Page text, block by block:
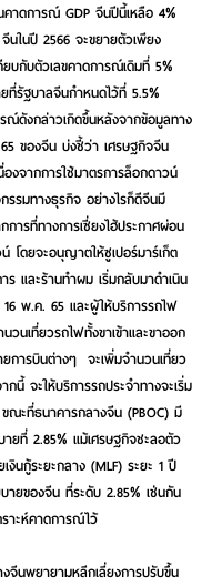
าดการณ์ GDP จีนปีนี้เหลือ 4%
นในปี 2566 จะขยายตัวเพียง
บกับตัวเลขคาดการณ์เดิมที่ 5%
ที่รัฐบาลจีนกำหนดไว้ที่ 5.5%
ดังกล่าวเกิดขึ้นหลังจากข้อมูลทาง
ของจีน บ่งชี้ว่า เศรษฐกิจจีน
งจากการใช้มาตรการล็อกดาวน์
รรมทางธุรกิจ อย่างไรก็ดีจีนมี
ารที่ทางการเซี่ยงไฮ้ประกาศผ่อน
โดยจะอนุญาตให้ซูเปอร์มาร์เก็ต
และร้านทำผม เริ่มกลับมาดำเนิน
พ.ค. 65 และผู้ให้บริการรถไฟ
นเที่ยวรถไฟทั้งขาเข้าและขาออก
การบินต่างๆ  จะเพิ่มจำนวนเที่ยว
นี้ จะให้บริการรถประจำทางจะเริ่ม
ะที่ธนาคารกลางจีน (PBOC) มี
ายที่ 2.85% แม้เศรษฐกิจชะลอตัว
งินกู้ระยะกลาง (MLF) ระยะ 1 ปี
ายของจีน ที่ระดับ 2.85% เช่นกัน
าะห์คาดการณ์ไว้
จีนพยายามหลีกเลี่ยงการปรับขึ้น